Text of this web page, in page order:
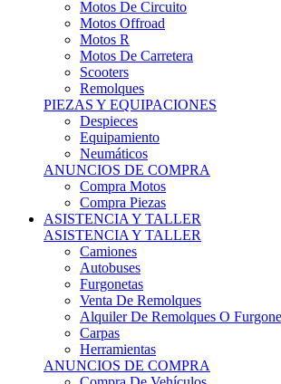
Motos R
Motos De Carretera
Scooters
Remolques
PIEZAS Y EQUIPACIONES
Despieces
Equipamiento
Neumáticos
ANUNCIOS DE COMPRA
Compra Motos
Compra Piezas
ASISTENCIA Y TALLER
ASISTENCIA Y TALLER
Camiones
Autobuses
Furgonetas
Venta De Remolques
Alquiler De Remolques O Furgones
Carpas
Herramientas
ANUNCIOS DE COMPRA
Compra De Vehículos
Compra De Herramientas